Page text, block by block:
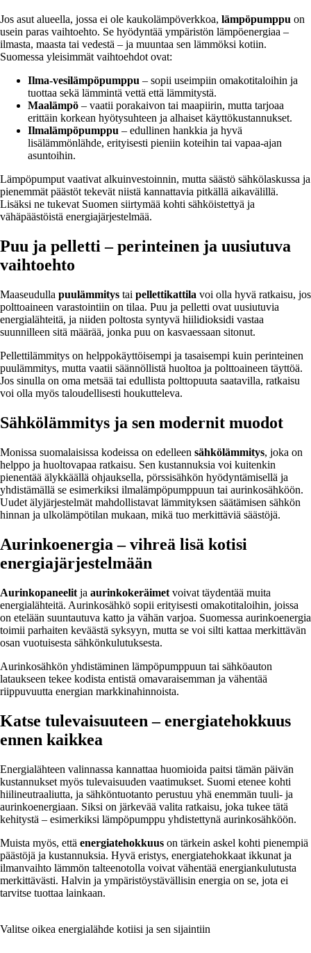
Jos asut alueella, jossa ei ole kaukolämpöverkkoa, lämpöpumppu on
usein paras vaihtoehto. Se hyödyntää ympäristön lämpöenergiaa –
ilmasta, maasta tai vedestä – ja muuntaa sen lämmöksi kotiin.
Suomessa yleisimmät vaihtoehdot ovat:
Ilma-vesilämpöpumppu – sopii useimpiin omakotitaloihin ja
tuottaa sekä lämmintä vettä että lämmitystä.
Maalämpö – vaatii porakaivon tai maapiirin, mutta tarjoaa
erittäin korkean hyötysuhteen ja alhaiset käyttökustannukset.
Ilmalämpöpumppu – edullinen hankkia ja hyvä
lisälämmönlähde, erityisesti pieniin koteihin tai vapaa-ajan
asuntoihin.
Lämpöpumput vaativat alkuinvestoinnin, mutta säästö sähkölaskussa ja
pienemmät päästöt tekevät niistä kannattavia pitkällä aikavälillä.
Lisäksi ne tukevat Suomen siirtymää kohti sähköistettyä ja
vähäpäästöistä energiajärjestelmää.
Puu ja pelletti – perinteinen ja uusiutuva
vaihtoehto
Maaseudulla puulämmitys tai pellettikattila voi olla hyvä ratkaisu, jos
polttoaineen varastointiin on tilaa. Puu ja pelletti ovat uusiutuvia
energialähteitä, ja niiden poltosta syntyvä hiilidioksidi vastaa
suunnilleen sitä määrää, jonka puu on kasvaessaan sitonut.
Pellettilämmitys on helppokäyttöisempi ja tasaisempi kuin perinteinen
puulämmitys, mutta vaatii säännöllistä huoltoa ja polttoaineen täyttöä.
Jos sinulla on oma metsää tai edullista polttopuuta saatavilla, ratkaisu
voi olla myös taloudellisesti houkutteleva.
Sähkölämmitys ja sen modernit muodot
Monissa suomalaisissa kodeissa on edelleen sähkölämmitys, joka on
helppo ja huoltovapaa ratkaisu. Sen kustannuksia voi kuitenkin
pienentää älykkäällä ohjauksella, pörssisähkön hyödyntämisellä ja
yhdistämällä se esimerkiksi ilmalämpöpumppuun tai aurinkosähköön.
Uudet älyjärjestelmät mahdollistavat lämmityksen säätämisen sähkön
hinnan ja ulkolämpötilan mukaan, mikä tuo merkittäviä säästöjä.
Aurinkoenergia – vihreä lisä kotisi
energiajärjestelmään
Aurinkopaneelit ja aurinkokeräimet voivat täydentää muita
energialähteitä. Aurinkosähkö sopii erityisesti omakotitaloihin, joissa
on etelään suuntautuva katto ja vähän varjoa. Suomessa aurinkoenergia
toimii parhaiten keväästä syksyyn, mutta se voi silti kattaa merkittävän
osan vuotuisesta sähkönkulutuksesta.
Aurinkosähkön yhdistäminen lämpöpumppuun tai sähköauton
lataukseen tekee kodista entistä omavaraisemman ja vähentää
riippuvuutta energian markkinahinnoista.
Katse tulevaisuuteen – energiatehokkuus
ennen kaikkea
Energialähteen valinnassa kannattaa huomioida paitsi tämän päivän
kustannukset myös tulevaisuuden vaatimukset. Suomi etenee kohti
hiilineutraaliutta, ja sähköntuotanto perustuu yhä enemmän tuuli- ja
aurinkoenergiaan. Siksi on järkevää valita ratkaisu, joka tukee tätä
kehitystä – esimerkiksi lämpöpumppu yhdistettynä aurinkosähköön.
Muista myös, että energiatehokkuus on tärkein askel kohti pienempiä
päästöjä ja kustannuksia. Hyvä eristys, energiatehokkaat ikkunat ja
ilmanvaihto lämmön talteenotolla voivat vähentää energiankulutusta
merkittävästi. Halvin ja ympäristöystävällisin energia on se, jota ei
tarvitse tuottaa lainkaan.
Valitse oikea energialähde kotiisi ja sen sijaintiin